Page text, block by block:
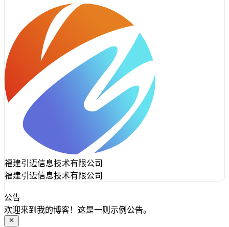
福建引迈信息技术有限公司
福建引迈信息技术有限公司
公告
欢迎来到我的博客！这是一则示例公告。